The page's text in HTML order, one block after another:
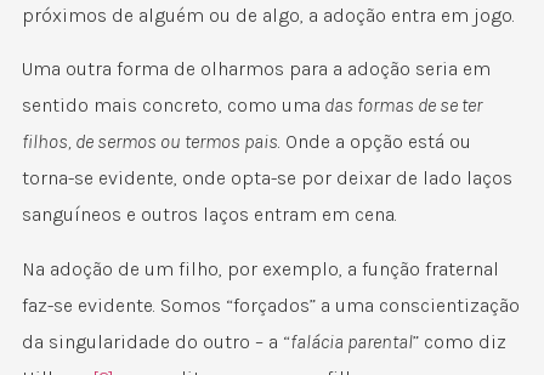
próximos de alguém ou de algo, a adoção entra em jogo.
Uma outra forma de olharmos para a adoção seria em
sentido mais concreto, como uma das formas de se ter
filhos, de sermos ou termos pais. Onde a opção está ou
torna-se evidente, onde opta-se por deixar de lado laços
sanguíneos e outros laços entram em cena.
Na adoção de um filho, por exemplo, a função fraternal
faz-se evidente. Somos “forçados” a uma conscientização
da singularidade do outro – a “falácia parental” como diz